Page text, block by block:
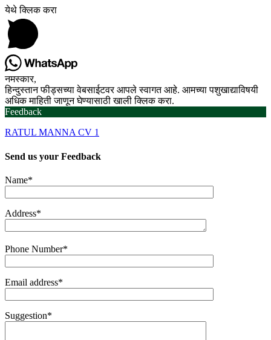
येथे क्लिक करा
नमस्कार,
हिन्दुस्तान फीड्सच्या वेबसाईटवर आपले स्वागत आहे. आमच्या पशुखाद्याविषयी
अधिक माहिती जाणून घेण्यासाठी खाली क्लिक करा.
Feedback
RATUL MANNA CV 1
Send us your Feedback
Name*
Address*
Phone Number*
Email address*
Suggestion*